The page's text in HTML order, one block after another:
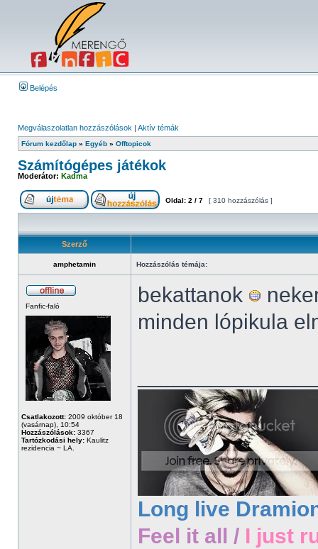
Belépés
Megválaszolatlan hozzászólások | Aktív témák
Fórum kezdőlap » Egyéb » Offtopicok
Számítógépes játékok
Moderátor: Kadma
Oldal: 2 / 7 [ 310 hozzászólás ]
Szerző
amphetamin Hozzászólás témája:
Fanfic-faló
Csatlakozott: 2009 október 18
(vasárnap), 10:54
Hozzászólások: 3367
Tartózkodási hely: Kaulitz
rezidencia ~ LA.
bekattanok
minden lópikula
Long live
Feel it all / I just